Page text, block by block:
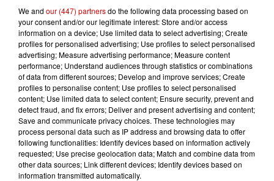
Gagnez vos entrées pour le
Musée du Sport Automobile au
Mans !
Alouette vous invite à
Futuroscope Xperiences !
We and our (447) partnersdo the following data processing based on
your consent and/or our legitimate interest: Store and/or access
information on a device; Use limited data to select advertising; Create
profiles for personalised advertising; Use profiles to select personalised
advertising; Measure advertising performance; Measure content
performance; Understand audiences through statistics or combinations
of data from different sources; Develop and improve services; Create
profiles to personalise content; Use profiles to select personalised
content; Use limited data to select content; Ensure security, prevent and
detect fraud, and fix errors; Deliver and present advertising and content;
Save and communicate privacy choices. These technologies may
process personal data such as IP address and browsing data to offer
following functionalities: Identify devices based on information actively
requested; Use precise geolocation data; Match and combine data from
other data sources; Link different devices; Identify devices based on
information transmitted automatically.